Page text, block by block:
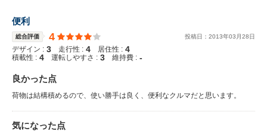
便利
総合評価 4 投稿日： 2013年03 月28日
デザイン : 3 走行性 : 4 居住性 : 4
積載性 : 4 運転しやすさ : 3 維持費 : -
良かった点
荷物は結構積めるので、使い勝手は良く、便利なクルマだと思います。
気になった点